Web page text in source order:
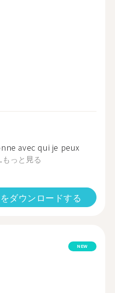
avec qui je peux
もっと見る
ダウンロードする
NEW